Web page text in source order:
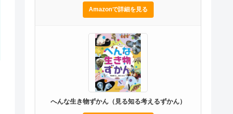
Amazonで詳細を見る
へんな生き物ずかん（見る知る考えるずかん）